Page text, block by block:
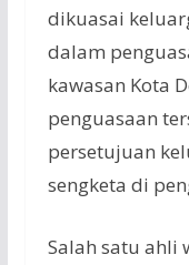
dikuasai
dalam
kawasan Kota
penguasaan
persetujuan
sengketa di
Salah satu ahli